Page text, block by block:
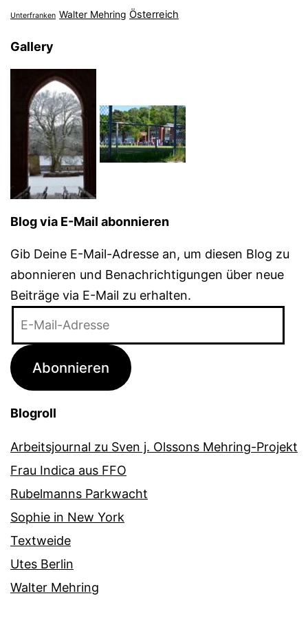
Unterfranken Walter Mehring Österreich
Gallery
Blog via E-Mail abonnieren
Gib Deine E-Mail-Adresse an, um diesen Blog zu
abonnieren und Benachrichtigungen über neue
Beiträge via E-Mail zu erhalten.
Adresse
Abonnieren
Blogroll
Arbeitsjournal zu Sven j. Olssons Mehring-Projekt
Frau Indica aus FFO
Rubelmanns Parkwacht
Sophie in New York
Textweide
Utes Berlin
Walter Mehring